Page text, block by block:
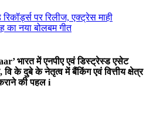
भारत में एनपीए एवं डिस्ट्रेस्ड एसेट
वि के दुबे के नेतृत्व में बैंकिंग एवं वित्तीय क्षेत्र
की पहल i